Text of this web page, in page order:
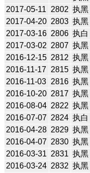
2017-05-11
2802 执黑
2017-04-20 2803 执黑
2017-03-16 2806 执白
2017-03-02 2807 执黑
2016-12-15 2812 执黑
2016-11-17
2815 执黑
2016-11-03 2816 执黑
2016-10-20 2817 执黑
2016-08-04 2822 执黑
2016-07-07 2824 执白
2016-04-28 2829 执黑
2016-04-07 2830 执黑
2016-03-31 2831 执黑
2016-03-24 2832 执黑